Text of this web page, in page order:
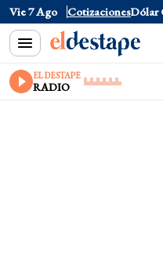
Vie 7 Ago Cotizaciones
Dólar Blue $1530 Dólar CCL
EL DESTAPE
RADIO